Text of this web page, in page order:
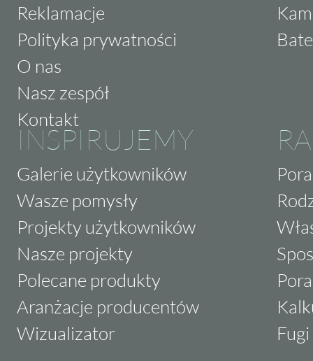
Reklamacje
Polityka prywatności
O nas
Nasz zespół
Kontakt
INSPIRUJEMY
Galerie użytkowników
Wasze pomysły
Projekty użytkowników
Nasze projekty
Polecane produkty
Aranżacje producentów
Wizualizator